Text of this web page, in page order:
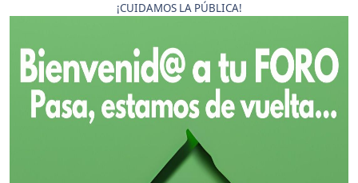
¡CUIDAMOS LA PÚBLICA!